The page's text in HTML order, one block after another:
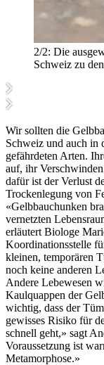
2/2: Die
Schweiz zu
Wir sollten die
Schweiz und auch in
gefährdeten Arten.
auf, ihr
dafür ist der Verlust
Trockenlegung von
«Gelbbauchunken
vernetzten
erläutert Biologe
Koordinationsstelle
kleinen, temporären
noch keine anderen
Andere Lebewesen
Kaulquappen der
wichtig, dass der
gewisses Risiko für
schnell geht,» sagt
Voraussetzung ist
Metamorphose.»